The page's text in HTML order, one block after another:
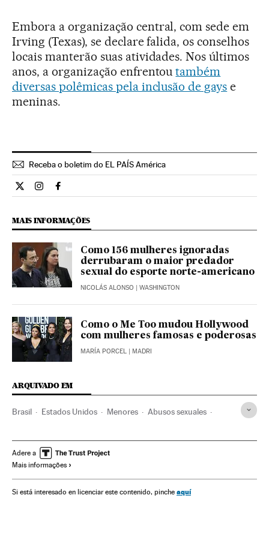
Embora a organização central, com sede em
Irving (Texas), se declare falida, os conselhos
locais manterão suas atividades. Nos últimos
anos, a organização enfrentoutambém
diversas polêmicas pela inclusão de gays e
meninas.
Receba o boletim do EL PAÍS América
Internacional El País Brasil en Twitter
Internacional El País Brasil en Instagram
Internacional El País Brasil en Facebook
MAIS INFORMAÇÕES
Como 156 mulheres ignoradas
derrubaram o maior predador
sexual do esporte norte-americano
NICOLÁS ALONSO | WASHINGTON
Como o Me Too mudou Hollywood
com mulheres famosas e poderosas
MARÍA PORCEL | MADRI
ARQUIVADO EM
Brasil Estados Unidos Menores Abusos sexuales
Juventud Escultismo Pederastia
Adere a
Mais informações
Si está interesado en licenciar este contenido, pinche aquí